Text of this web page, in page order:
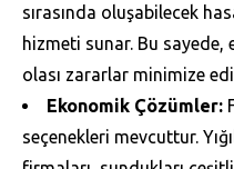
sırasında oluşabilecek
hizmeti sunar. Bu sayede,
olası zararlar minimize
Ekonomik Çözümler:
seçenekleri mevcuttur.